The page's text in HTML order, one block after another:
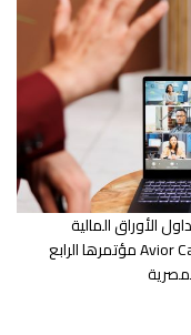
الأوراق المالية
Aviorمؤتمرها الرابع